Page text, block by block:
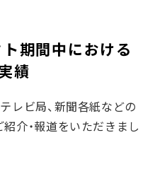
期間中における
績
レビ局、新聞各紙などの
介・報道をいただきまし